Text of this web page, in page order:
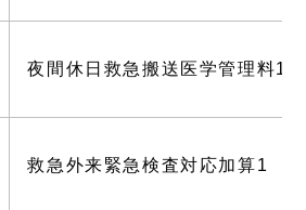
夜間休日救急搬送医学管理料1
救急外来緊急検査対応加算1